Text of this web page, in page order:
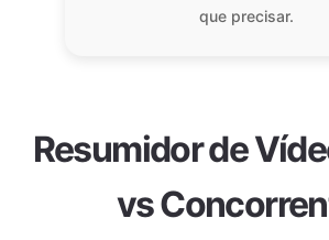
que precisar.
Resumidor de
vs